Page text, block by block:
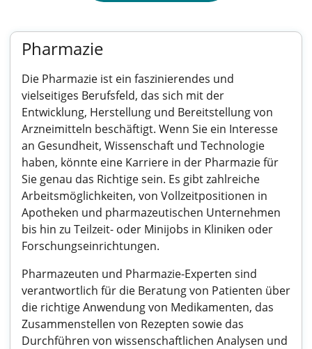
Pharmazie
Die Pharmazie ist ein faszinierendes und
vielseitiges Berufsfeld, das sich mit der
Entwicklung, Herstellung und Bereitstellung von
Arzneimitteln beschäftigt. Wenn Sie ein Interesse
an Gesundheit, Wissenschaft und Technologie
haben, könnte eine Karriere in der Pharmazie für
Sie genau das Richtige sein. Es gibt zahlreiche
Arbeitsmöglichkeiten, von Vollzeitpositionen in
Apotheken und pharmazeutischen Unternehmen
bis hin zu Teilzeit- oder Minijobs in Kliniken oder
Forschungseinrichtungen.
Pharmazeuten und Pharmazie-Experten sind
verantwortlich für die Beratung von Patienten über
die richtige Anwendung von Medikamenten, das
Zusammenstellen von Rezepten sowie das
Durchführen von wissenschaftlichen Analysen und